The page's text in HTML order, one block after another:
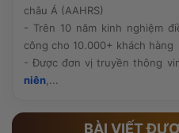
châu Á (AAHRS)
- Trên 10 năm kinh nghiệm
công cho 10.000+ khách hàng
- Được đơn vị truyền thông
niên ,...
BÀI VIẾT